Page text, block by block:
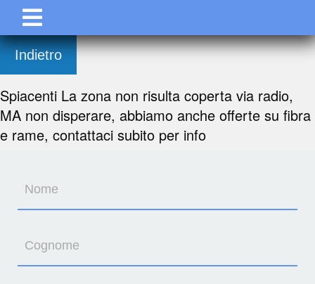
Indietro
Spiacenti La zona non risulta coperta via radio,
MA non disperare, abbiamo anche offerte su fibra
e rame, contattaci subito per info
Nome
Cognome